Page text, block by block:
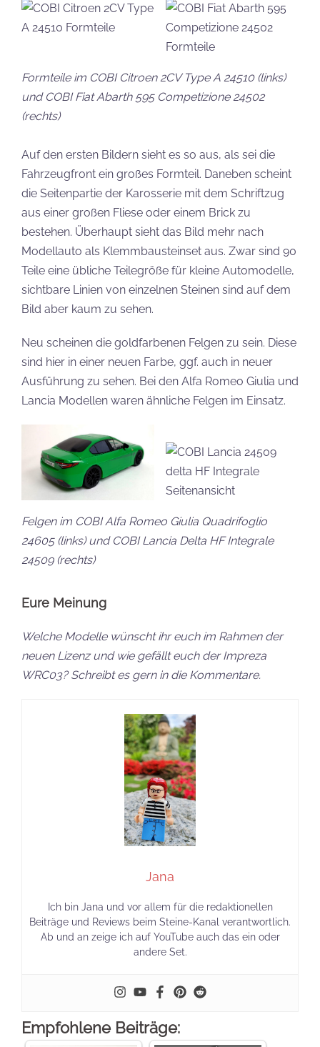
Formteile im COBI Citroen 2CV Type A 24510 (links)
und COBI Fiat Abarth 595 Competizione 24502
(rechts)
Auf den ersten Bildern sieht es so aus, als sei die
Fahrzeugfront ein großes Formteil. Daneben scheint
die Seitenpartie der Karosserie mit dem Schriftzug
aus einer großen Fliese oder einem Brick zu
bestehen. Überhaupt sieht das Bild mehr nach
Modellauto als Klemmbausteinset aus. Zwar sind 90
Teile eine übliche Teilegröße für kleine Automodelle,
sichtbare Linien von einzelnen Steinen sind auf dem
Bild aber kaum zu sehen.
Neu scheinen die goldfarbenen Felgen zu sein. Diese
sind hier in einer neuen Farbe, ggf. auch in neuer
Ausführung zu sehen. Bei den Alfa Romeo Giulia und
Lancia Modellen waren ähnliche Felgen im Einsatz.
Felgen im COBI Alfa Romeo Giulia Quadrifoglio
24605 (links) und COBI Lancia Delta HF Integrale
24509 (rechts)
Eure Meinung
Welche Modelle wünscht ihr euch im Rahmen der
neuen Lizenz und wie gefällt euch der Impreza
WRC03? Schreibt es gern in die Kommentare.
Jana
Ich bin Jana und vor allem für die redaktionellen
Beiträge und Reviews beim Steine-Kanal verantwortlich.
Ab und an zeige ich auf YouTube auch das ein oder
andere Set.
Empfohlene Beiträge: